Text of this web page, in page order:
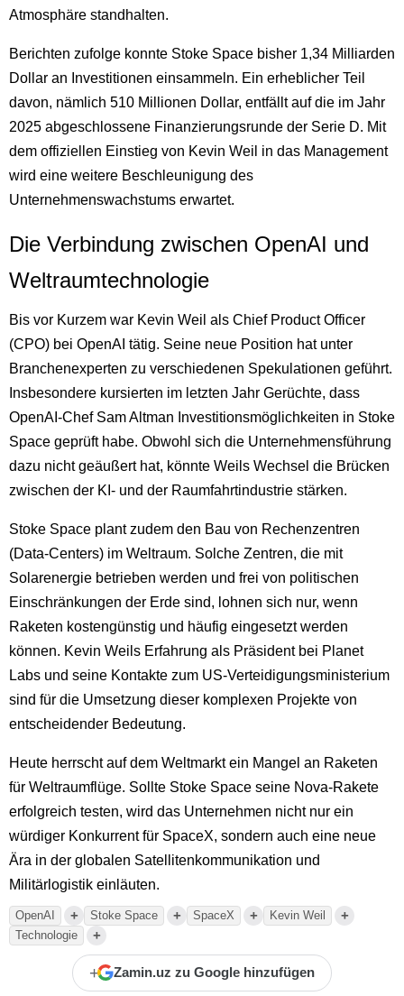
Atmosphäre standhalten.
Berichten zufolge konnte Stoke Space bisher 1,34 Milliarden
Dollar an Investitionen einsammeln. Ein erheblicher Teil
davon, nämlich 510 Millionen Dollar, entfällt auf die im Jahr
2025 abgeschlossene Finanzierungsrunde der Serie D. Mit
dem offiziellen Einstieg von Kevin Weil in das Management
wird eine weitere Beschleunigung des
Unternehmenswachstums erwartet.
Die Verbindung zwischen OpenAI und
Weltraumtechnologie
Bis vor Kurzem war Kevin Weil als Chief Product Officer
(CPO) bei OpenAI tätig. Seine neue Position hat unter
Branchenexperten zu verschiedenen Spekulationen geführt.
Insbesondere kursierten im letzten Jahr Gerüchte, dass
OpenAI-Chef Sam Altman Investitionsmöglichkeiten in Stoke
Space geprüft habe. Obwohl sich die Unternehmensführung
dazu nicht geäußert hat, könnte Weils Wechsel die Brücken
zwischen der KI- und der Raumfahrtindustrie stärken.
Stoke Space plant zudem den Bau von Rechenzentren
(Data-Centers) im Weltraum. Solche Zentren, die mit
Solarenergie betrieben werden und frei von politischen
Einschränkungen der Erde sind, lohnen sich nur, wenn
Raketen kostengünstig und häufig eingesetzt werden
können. Kevin Weils Erfahrung als Präsident bei Planet
Labs und seine Kontakte zum US-Verteidigungsministerium
sind für die Umsetzung dieser komplexen Projekte von
entscheidender Bedeutung.
Heute herrscht auf dem Weltmarkt ein Mangel an Raketen
für Weltraumflüge. Sollte Stoke Space seine Nova-Rakete
erfolgreich testen, wird das Unternehmen nicht nur ein
würdiger Konkurrent für SpaceX, sondern auch eine neue
Ära in der globalen Satellitenkommunikation und
Militärlogistik einläuten.
OpenAI + Stoke Space + SpaceX + Kevin Weil +
Technologie +
+ Zamin.uz zu Google hinzufügen